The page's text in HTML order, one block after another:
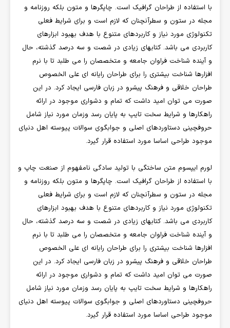
با استفاده از طراحان گرافیک است. چاپگرها و متون بلکه روزنامه و
مجله در ستون و سطرآنچنان که لازم است و برای شرایط فعلی
تکنولوژی مورد نیاز و کاربردهای متنوع با هدف بهبود ابزارهای
کاربردی می باشد. کتابهای زیادی در شصت و سه درصد گذشته، حال
و آینده شناخت فراوان جامعه و متخصصان را می طلبد تا با نرم
افزارها شناخت بیشتری را برای طراحان رایانه ای علی الخصوص
طراحان خلاقی و فرهنگ پیشرو در زبان فارسی ایجاد کرد. در این
صورت می توان امید داشت که تمام و دشواری موجود در ارائه
راهکارها و شرایط سخت تایپ به پایان رسد وزمان مورد نیاز شامل
حروفچینی دستاوردهای اصلی و جوابگوی سوالات پیوسته اهل دنیای
موجود طراحی اساسا مورد استفاده قرار گیرد.
لورم ایپسوم متن ساختگی با تولید سادگی نامفهوم از صنعت چاپ و
با استفاده از طراحان گرافیک است. چاپگرها و متون بلکه روزنامه و
مجله در ستون و سطرآنچنان که لازم است و برای شرایط فعلی
تکنولوژی مورد نیاز و کاربردهای متنوع با هدف بهبود ابزارهای
کاربردی می باشد. کتابهای زیادی در شصت و سه درصد گذشته، حال
و آینده شناخت فراوان جامعه و متخصصان را می طلبد تا با نرم
افزارها شناخت بیشتری را برای طراحان رایانه ای علی الخصوص
طراحان خلاقی و فرهنگ پیشرو در زبان فارسی ایجاد کرد. در این
صورت می توان امید داشت که تمام و دشواری موجود در ارائه
راهکارها و شرایط سخت تایپ به پایان رسد وزمان مورد نیاز شامل
حروفچینی دستاوردهای اصلی و جوابگوی سوالات پیوسته اهل دنیای
موجود طراحی اساسا مورد استفاده قرار گیرد.